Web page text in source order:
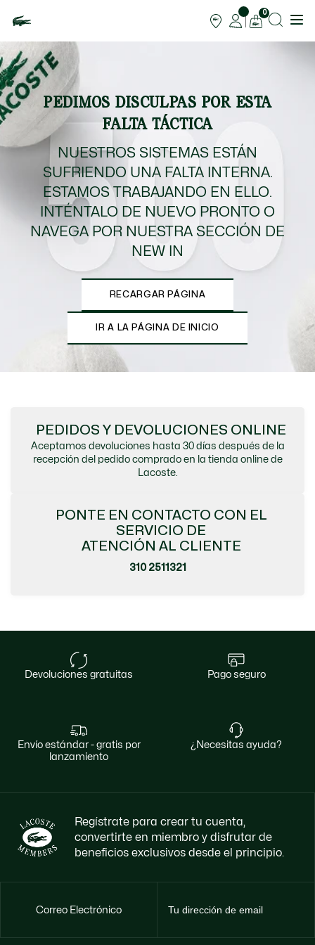
0
PEDIMOS DISCULPAS POR ESTA
FALTA TÁCTICA
NUESTROS SISTEMAS ESTÁN
SUFRIENDO UNA FALTA INTERNA.
ESTAMOS TRABAJANDO EN ELLO.
INTÉNTALO DE NUEVO PRONTO O
NAVEGA POR NUESTRA SECCIÓN DE
NEW IN
RECARGAR PÁGINA
IR A LA PÁGINA DE INICIO
PEDIDOS Y DEVOLUCIONES ONLINE
Aceptamos devoluciones hasta 30 días después de la
recepción del pedido comprado en la tienda online de
Lacoste.
PONTE EN CONTACTO CON EL
SERVICIO DE
ATENCIÓN AL CLIENTE
310 2511321
devoluciones gratuitas pago seguro
envío estándar - gratis por
lanzamiento
¿necesitas ayuda?
Regístrate para crear tu cuenta,
convertirte en miembro y disfrutar de
beneficios exclusivos desde el principio.
Correo Electrónico